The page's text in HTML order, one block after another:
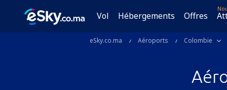
Vol Hébergements Offres
eSky.co.ma Aéroports Colombie